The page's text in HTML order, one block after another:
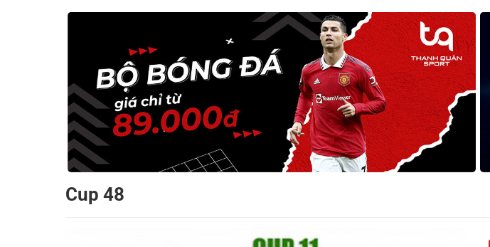
Cup 48